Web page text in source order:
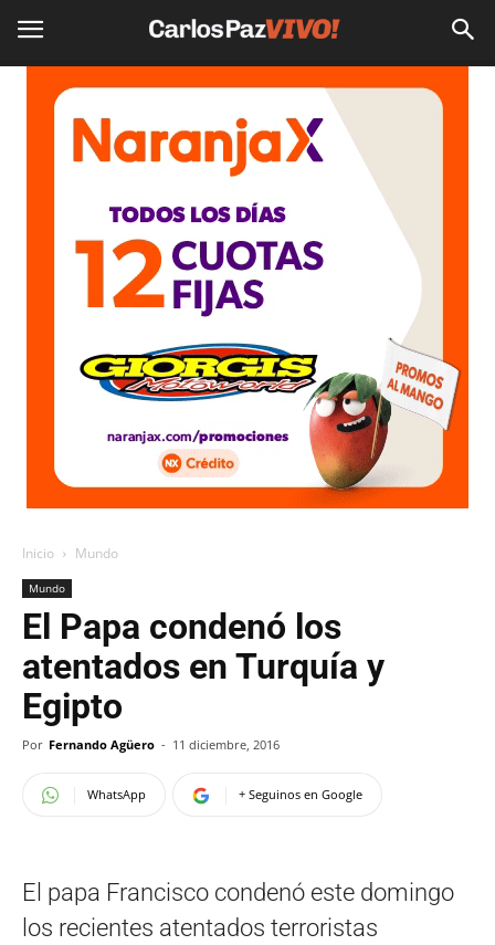
Inicio Mundo
Mundo
El Papa condenó los
atentados en Turquía y
Egipto
Por Fernando Agüero - 11 diciembre, 2016
WhatsApp + Seguinos en Google
El papa Francisco condenó este domingo
los recientes atentados terroristas